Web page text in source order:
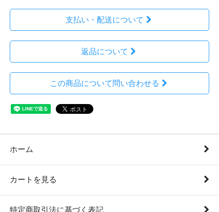
支払い・配送について
返品について
この商品について問い合わせる
ホーム
カートを見る
特定商取引法に基づく表記